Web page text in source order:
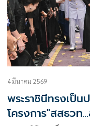
4 มีนาคม 2569
พระราชินีทรงเป็น
โครงการ"สสธวท